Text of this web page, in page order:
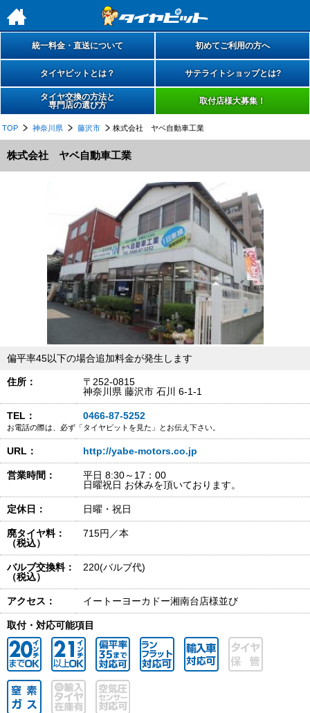
h
統一料金・直送について 初めてご利用の方へ
タイヤピットとは？ サテライトショップとは?
タイヤ交換の方法と
専門店の選び方
取付店様大募集！
TOP 神奈川県 藤沢市 株式会社 ヤベ自動車工業
株式会社 ヤベ自動車工業
偏平率45以下の場合追加料金が発生します
住所：
〒252-0815
神奈川県 藤沢市 石川 6-1-1
TEL： 0466-87-5252
お電話の際は、必ず「タイヤピットを見た」とお伝え下さい。
URL： http://yabe-motors.co.jp
営業時間：
平日 8:30～17：00
日曜祝日 お休みを頂いております。
定休日： 日曜・祝日
廃タイヤ料：
（税込）
715円／本
バルブ交換料：
（税込）
220(バルブ代)
アクセス： イートーヨーカドー湘南台店様並び
取付・対応可能項目